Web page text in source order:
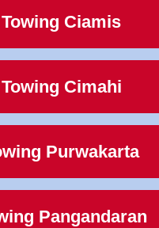
Ciamis
Cimahi
Purwakarta
Pangandaran